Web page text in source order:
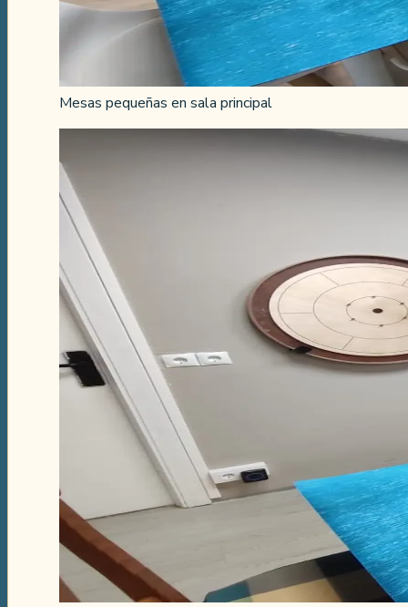
Mesas pequeñas en sala principal